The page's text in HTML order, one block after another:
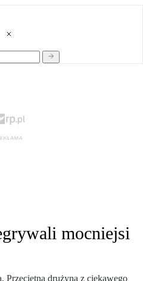
mocniejsi
Przeciętna drużyna z ciekawego